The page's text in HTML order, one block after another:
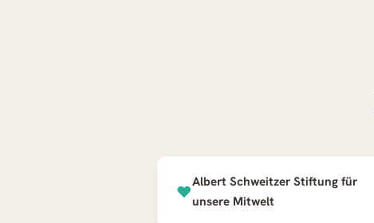
♥
Albert Schweitzer Stiftung für
unsere Mitwelt